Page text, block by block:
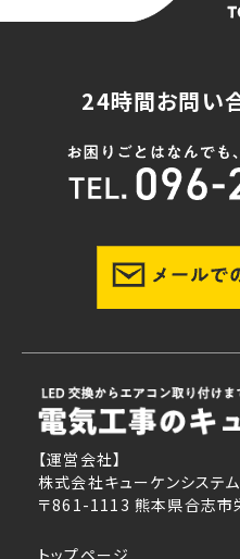
24時間お問い
【運営会社】
株式会社キューケンシステム
〒861-1113 熊本県合志市
トップページ